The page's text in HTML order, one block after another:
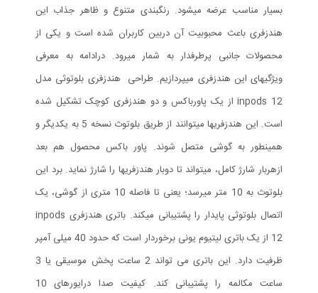
بسیار مناسب عرضه میشود. رنگبندی متنوع و ظاهر جذاب این
هندزفری باعث محبوبیت آن دربین کاربران شده است و یکی از
محصولات جانبی پرطرفدار به شمار میرود. درادامه به معرفی
ویژگیهای این هندزفری میپردازیم. طراحی هندزفری بلوتوثی مدل
inpods 12 از یک پاورباکس و دو هندزفری کوچک تشکیل شده
است. این هندزفریها میتوانند از طریق بلوتوث نسخه 5 به یکدیگر و
همینطور به گوشی متصل شوند. پاور باکس محصول هم بعد
ازهربار شارژ کامل، میتواند تا دوبار هندزفریها را شارژ نماید. برد این
بلوتوث به 10 متر میرسد؛ یعنی تا فاصله 10 متری از گوشی، یک
اتصال بلوتوثی پایدار را پشتیبانی میکند. باتری هندزفری inpods
12 از یک باتری لیتیوم یونی برخوردار است که حدود 40 میلی آمپر
ظرفیت دارد. این باتری می تواند 2 ساعت پخش موسیقی یا 3
ساعت مکالمه را پشتیبانی کند. کیفیت صدا درایورهای 10